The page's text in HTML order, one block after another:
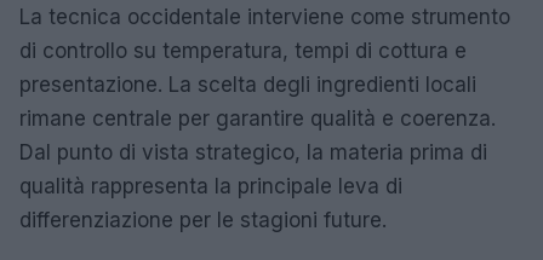
La tecnica occidentale interviene come strumento
di controllo su temperatura, tempi di cottura e
presentazione. La scelta degli ingredienti locali
rimane centrale per garantire qualità e coerenza.
Dal punto di vista strategico, la materia prima di
qualità rappresenta la principale leva di
differenziazione per le stagioni future.